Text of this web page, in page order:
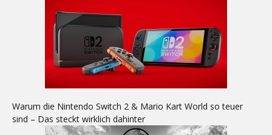
Warum die Nintendo Switch 2 & Mario Kart World so teuer
sind – Das steckt wirklich dahinter